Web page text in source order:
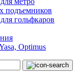
подъемников
гольфкаров
Optimus